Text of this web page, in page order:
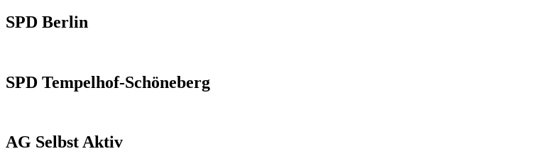
SPD Berlin
SPD Tempelhof-Schöneberg
AG Selbst Aktiv